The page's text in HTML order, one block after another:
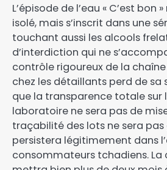
L’épisode de l’eau « C’est bon
isolé, mais s’inscrit dans une
touchant aussi les alcools
d’interdiction qui ne
contrôle rigoureux de la
chez les détaillants perd de sa
que la transparence totale sur
laboratoire ne sera pas de
traçabilité des lots ne sera
persistera légitimement dans
consommateurs tchadiens. La